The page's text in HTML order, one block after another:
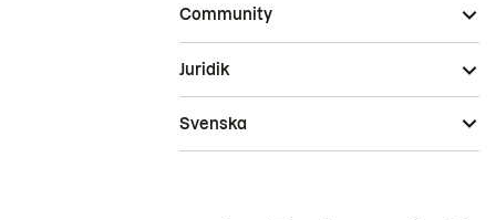
Community
Juridik
Svenska